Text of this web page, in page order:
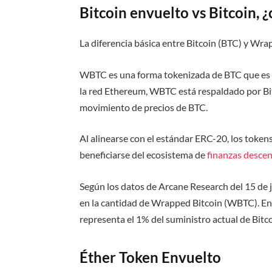
Bitcoin envuelto vs Bitcoin,
La diferencia básica entre Bitcoin (BTC) y
WBTC es una forma tokenizada de BTC que
la red Ethereum, WBTC está respaldado por
movimiento de precios de BTC.
Al alinearse con el estándar ERC-20, los
beneficiarse del ecosistema definanzas
Según los datos de Arcane Research del 15
en la cantidad de Wrapped Bitcoin (WBTC).
representa el 1% del suministro actual de
Éther Token Envuelto